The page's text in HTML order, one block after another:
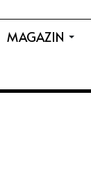
MAGAZIN